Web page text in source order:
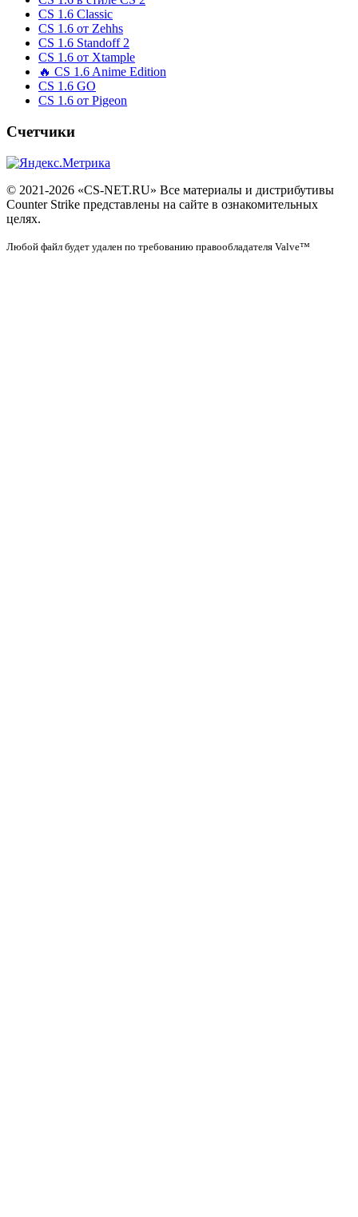
CS 1.6 Classic
CS 1.6 от Zehhs
CS 1.6 Standoff 2
CS 1.6 от Xtample
🔥 CS 1.6 Anime Edition
CS 1.6 GO
CS 1.6 от Pigeon
Счетчики
© 2021-2026 «CS-NET.RU» Все материалы и дистрибутивы
Counter Strike представлены на сайте в ознакомительных
целях.
Любой файл будет удален по требованию правообладателя Valve™